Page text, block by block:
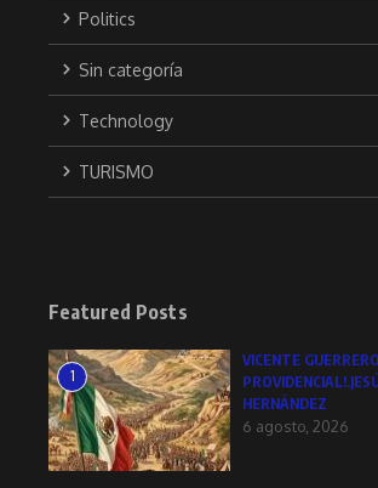
Politics
Sin categoría
Technology
TURISMO
Featured Posts
1
VICENTE
HERNÁNDEZ
6 agosto, 2026